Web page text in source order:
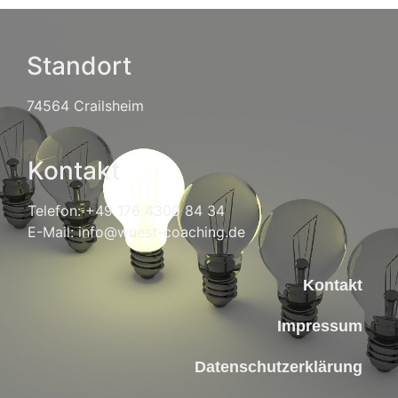
Standort
74564 Crailsheim
Kontakt
Telefon: +49 176 4300 84 34
E-Mail: info@wuest-coaching.de
Kontakt
Impressum
Datenschutzerklärung